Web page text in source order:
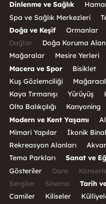
Dinlenme ve Sağlık
Spa ve Sağlık Merkezleri
Doğa ve Keşif
Ormanlar
Dağlar
Doğa Koruma
Mağaralar
Mesire Yerleri
Macera ve Spor
Bisiklet
Kuş Gözlemciliği
Kaya Tırmanışı
Yürüyüş
Olta Balıkçılığı
Kanyoning
Modern ve Kent Yaşamı
Mimari Yapılar
İkonik
Rekreasyon Alanları
Tema Parkları
Sanat ve
Gösteriler
Dans
Sergiler
Sinema Tarih
Camiler
Kiliseler